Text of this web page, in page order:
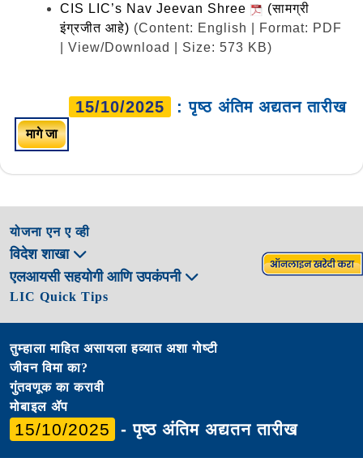
CIS LIC’s Nav Jeevan Shree
(सामग्री
इंग्रजीत आहे) (Content: English | Format: PDF
| View/Download | Size: 573 KB)
15/10/2025 : पृष्ठ अंतिम अद्यतन तारीख
मागे जा
योजना एन ए व्ही
विदेश शाखा
एलआयसी सहयोगी आणि उपकंपनी
LIC Quick Tips
तुम्हाला माहित असायला हव्यात अशा गोष्टी
जीवन विमा का?
गुंतवणूक का करावी
मोबाइल ॲप
15/10/2025 - पृष्ठ अंतिम अद्यतन तारीख